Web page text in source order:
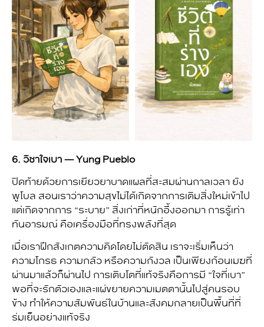
6. วิชาใจเบา — Yung Pueblo
ปิดท้ายด้วยการเยียวยาบาดแผลที่สะสมผ่านกาลเวลา ยัง
พูโบล สอนเราว่าความสุขไม่ได้เกิดจากการเติมสิ่งใหม่เข้าไป
แต่เกิดจากการ “ระบาย” สิ่งเก่าที่หนักอึ้งออกมา การรู้เท่า
ทันอารมณ์ คือเครื่องมือที่ทรงพลังที่สุด
เมื่อเราฝึกสังเกตความคิดโดยไม่ตัดสิน เราจะเริ่มเห็นว่า
ความโกรธ ความกลัว หรือความกังวล เป็นเพียงก้อนเมฆที่
ผ่านมาแล้วก็ผ่านไป การเติบโตที่แท้จริงคือการมี “ใจที่เบา”
พอที่จะรักตัวเองและแผ่ขยายความเมตตานั้นไปสู่คนรอบ
ข้าง ทำให้ความสัมพันธ์ในบ้านและสังคมกลายเป็นพื้นที่ที่
ร่มเย็นอย่างแท้จริง